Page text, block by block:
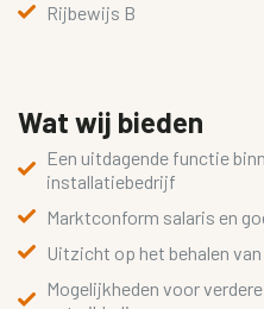
Rijbewijs B
Wat wij bieden
Een uitdagende functie
installatiebedrijf
Marktconform salaris en
Uitzicht op het behalen
Mogelijkheden voor